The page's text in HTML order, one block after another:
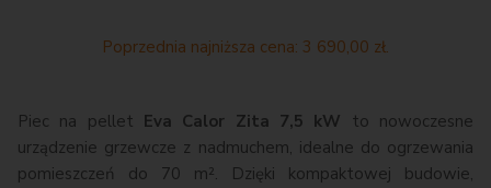
Poprzednia najniższa cena: 3 690,00 zł.
Piec na pellet Eva Calor Zita 7,5 kW to nowoczesne
urządzenie grzewcze z nadmuchem, idealne do ogrzewania
pomieszczeń do 70 m². Dzięki kompaktowej budowie,